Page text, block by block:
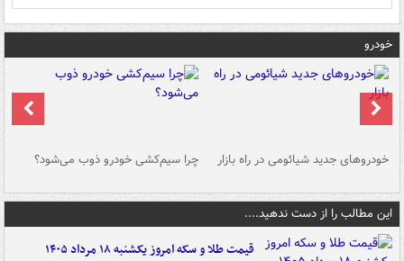
خودرو
خودروهای جدید شیائومی در راه بازار چرا سیم‌کشی خودرو ذوب می‌شود؟
این مطالب را از دست ندهید....
قیمت طلا و سکه امروز یکشنبه ۱۸ مرداد ۱۴۰۵